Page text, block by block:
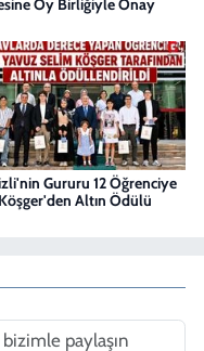
Oy Birliğiyle Onay
Gururu 12 Öğrenciye
Altın Ödülü